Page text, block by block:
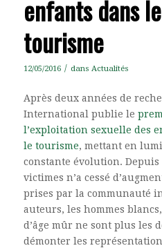
enfants dans
tourisme
12/05/2016 / dans Actualités
Après deux années de
International publie le
l’exploitation sexuelle des
le tourisme, mettant en
constante évolution. Depuis
victimes n’a cessé
prises par la communauté
auteurs, les hommes
d’âge mûr ne sont plus les
démonter les